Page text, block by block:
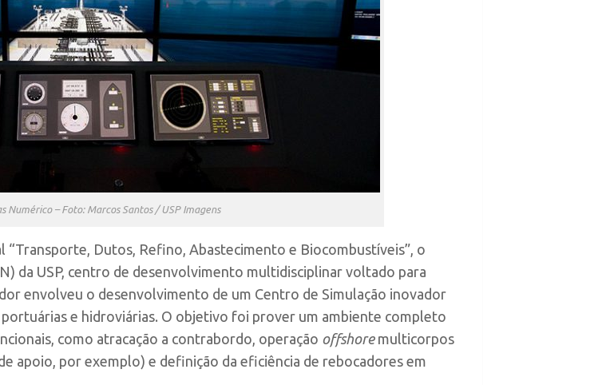
Numérico – Foto: Marcos Santos / USP Imagens
“Transporte, Dutos, Refino, Abastecimento e Biocombustíveis”, o
da USP, centro de desenvolvimento multidisciplinar voltado para
envolveu o desenvolvimento de um Centro de Simulação inovador
e hidroviárias. O objetivo foi prover um ambiente completo
como atracação a contrabordo, operação offshoremulticorpos
apoio, por exemplo) e definição da eficiência de rebocadores em